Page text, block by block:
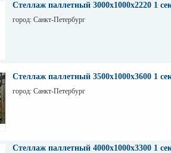
Стеллаж паллетный 3000х1000х2220 1
город: Санкт-Петербург
Стеллаж паллетный 3500х1000х3600 1
город: Санкт-Петербург
Стеллаж паллетный 4000х1000х3300 1